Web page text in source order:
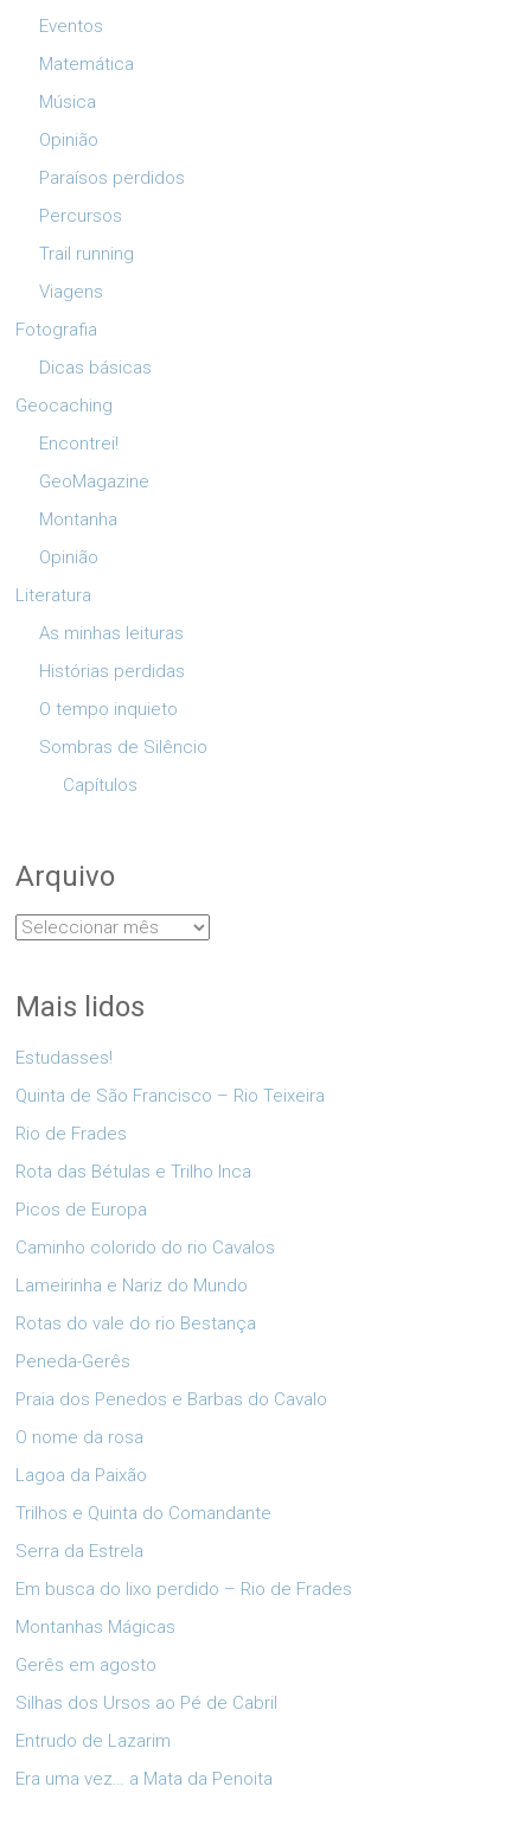
Eventos
Matemática
Música
Opinião
Paraísos perdidos
Percursos
Trail running
Viagens
Fotografia
Dicas básicas
Geocaching
Encontrei!
GeoMagazine
Montanha
Opinião
Literatura
As minhas leituras
Histórias perdidas
O tempo inquieto
Sombras de Silêncio
Capítulos
Arquivo
Arquivo
Mais lidos
Estudasses!
Quinta de São Francisco – Rio Teixeira
Rio de Frades
Rota das Bétulas e Trilho Inca
Picos de Europa
Caminho colorido do rio Cavalos
Lameirinha e Nariz do Mundo
Rotas do vale do rio Bestança
Peneda-Gerês
Praia dos Penedos e Barbas do Cavalo
O nome da rosa
Lagoa da Paixão
Trilhos e Quinta do Comandante
Serra da Estrela
Em busca do lixo perdido – Rio de Frades
Montanhas Mágicas
Gerês em agosto
Silhas dos Ursos ao Pé de Cabril
Entrudo de Lazarim
Era uma vez… a Mata da Penoita